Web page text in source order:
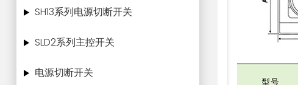
SH13系列电源切断开关
SLD2系列主控开关
电源切断开关